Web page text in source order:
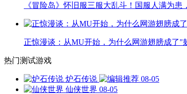
《冒险岛》怀旧服三服大乱斗！国服人满为患
正惊漫谈：从MU开始，为什么网游翅膀成了"
热门测试游戏
炉石传说
08-05
仙侠世界 08-05